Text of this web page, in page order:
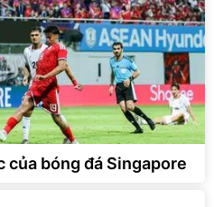
của bóng đá Singapore